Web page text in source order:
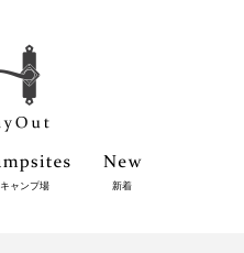
キャンプ場 新着